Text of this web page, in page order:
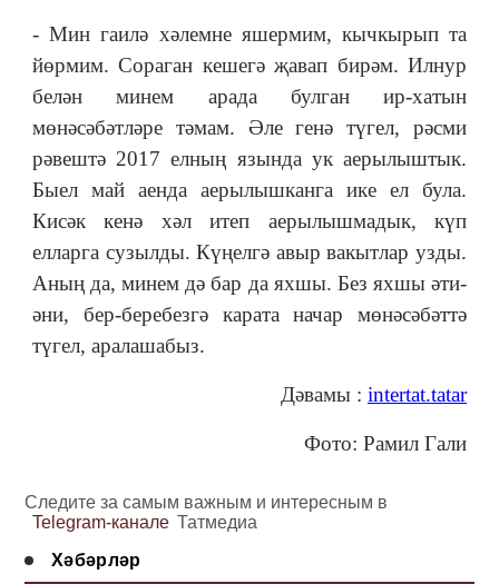
- Мин гаилә хәлемне яшермим, кычкырып та
йөрмим. Сораган кешегә җавап бирәм. Илнур
белән минем арада булган ир-хатын
мөнәсәбәтләре тәмам. Әле генә түгел, рәсми
рәвештә 2017 елның язында ук аерылыштык.
Быел май аенда аерылышканга ике ел була.
Кисәк кенә хәл итеп аерылышмадык, күп
елларга сузылды. Күңелгә авыр вакытлар узды.
Аның да, минем дә бар да яхшы. Без яхшы әти-
әни, бер-беребезгә карата начар мөнәсәбәттә
түгел, аралашабыз.
Дәвамы : intertat.tatar
Фото: Рамил Гали
Следите за самым важным и интересным в
Telegram-канале Татмедиа
Хәбәрләр